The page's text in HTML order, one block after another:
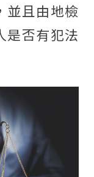
並且由地檢
是否有犯法